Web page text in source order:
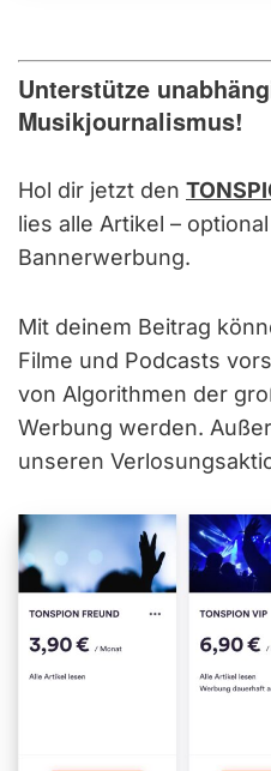
Unterstütze
Musikjournalismus!
Hol dir jetzt den
lies alle Artikel –
Bannerwerbung.
Mit deinem Beitrag
Filme und Podcasts
von Algorithmen der
Werbung werden.
unseren